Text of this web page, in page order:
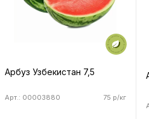
Арбуз Узбекистан 7,5
75 р/кг
Арт.: 00003880